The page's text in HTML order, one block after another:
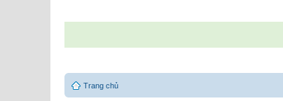
Trang chủ